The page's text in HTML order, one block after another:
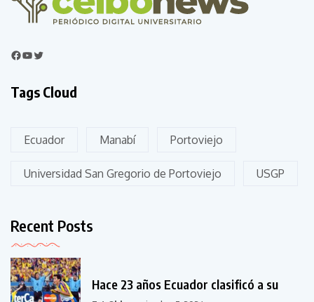
Tags Cloud
Ecuador Manabí Portoviejo
Universidad San Gregorio de Portoviejo USGP
Recent Posts
Hace 23 años Ecuador clasificó a su